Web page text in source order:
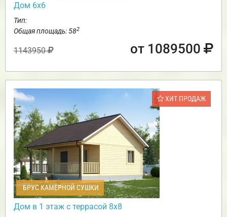
Дом 6х6
Тип:
Общая площадь: 582
1143950 от 1089500
ХИТ ПРОДАЖ
БРУС КАМЕРНОЙ СУШКИ
Дом в 1 этаж с террасой 8х8